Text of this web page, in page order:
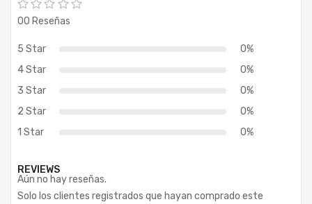
00 Reseñas
5 Star
0%
4 Star
0%
3 Star
0%
2 Star
0%
1 Star
0%
REVIEWS
Aún no hay reseñas.
Solo los clientes registrados que hayan comprado este